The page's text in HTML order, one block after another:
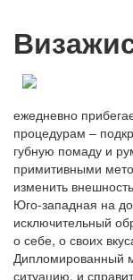
ежедневно
процедурам –
губную помаду и
примитивными
изменить
Юго-западная на
исключительный
о себе, о своих
Дипломированный
ситуацию, и